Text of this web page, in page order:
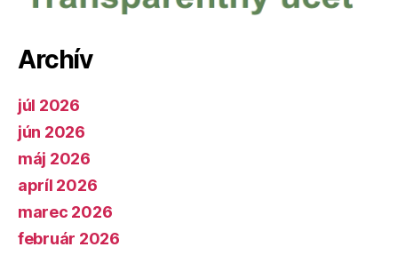
Archív
júl 2026
jún 2026
máj 2026
apríl 2026
marec 2026
február 2026